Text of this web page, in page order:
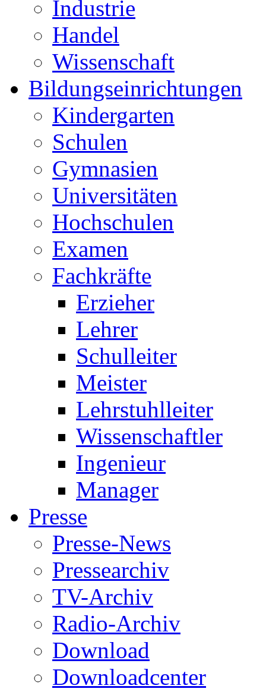
Industrie
Handel
Wissenschaft
Bildungseinrichtungen
Kindergarten
Schulen
Gymnasien
Universitäten
Hochschulen
Examen
Fachkräfte
Erzieher
Lehrer
Schulleiter
Meister
Lehrstuhlleiter
Wissenschaftler
Ingenieur
Manager
Presse
Presse-News
Pressearchiv
TV-Archiv
Radio-Archiv
Download
Downloadcenter